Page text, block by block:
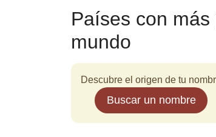
Países con
mundo
Descubre el origen de tu
Buscar un nombre